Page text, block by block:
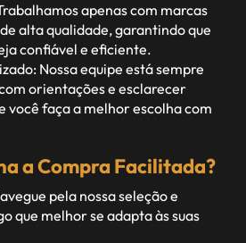
apenas com marcas
alta qualidade, garantindo que
confiável e eficiente.
Nossa equipe está sempre
orientações e esclarecer
você faça a melhor escolha com
a Compra Facilitada?
pela nossa seleção e
que melhor se adapta às suas